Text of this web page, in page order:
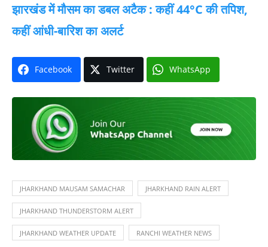
झारखंड में मौसम का डबल अटैक : कहीं 44°C की तपिश,
कहीं आंधी-बारिश का अलर्ट
Facebook Twitter WhatsApp
JHARKHAND MAUSAM SAMACHAR JHARKHAND RAIN ALERT
JHARKHAND THUNDERSTORM ALERT
JHARKHAND WEATHER UPDATE RANCHI WEATHER NEWS